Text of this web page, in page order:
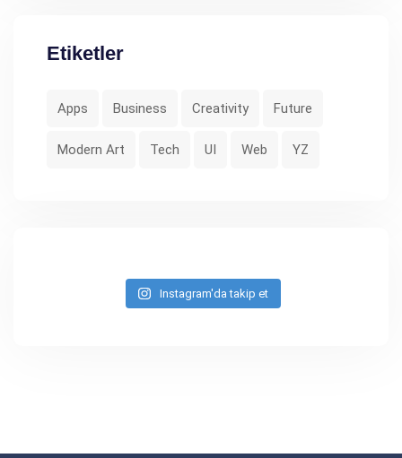
Etiketler
Apps Business Creativity Future
Modern Art Tech UI Web YZ
Instagram'da takip et